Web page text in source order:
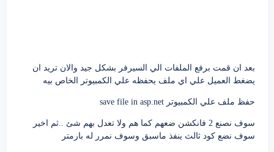
بعد ان قمت برفع الملفات الي السيرفر بشكل جيد والان تريد ان
يضغط العميل علي اي ملف يحفظه علي الكمبيوتر الخاص بيه
حفظ ملف علي الكمبيوتر save file in asp.net
سوف نصنع 2 فانكشن ضعهم كما هم ولا تعدل بهم شئ ..ثم اخير
سوف نضع كود ثالث ينفذ ماسبق وسوف نمرر له بارمتر